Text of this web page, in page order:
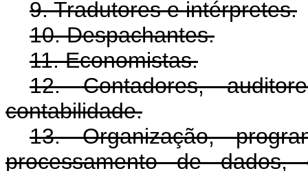
9. Tradutores e intérpretes.
10. Despachantes.
11. Economistas.
12. Contadores,
contabilidade.
13. Organização,
processamento de dados,